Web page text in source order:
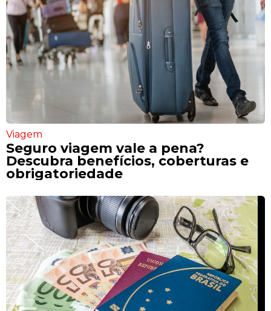
Viagem
Seguro viagem vale a pena?
Descubra benefícios, coberturas e
obrigatoriedade